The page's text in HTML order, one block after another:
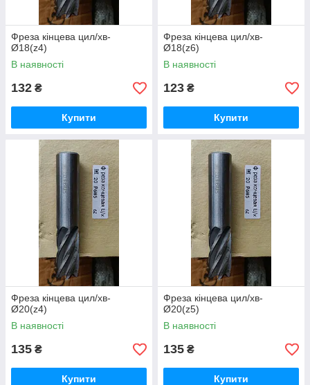
Фреза кінцева цил/хв-
Ø18(z4)
В наявності
132 ₴
Купити
Фреза кінцева цил/хв-
Ø18(z6)
В наявності
123 ₴
Купити
Фреза кінцева цил/хв-
Ø20(z4)
В наявності
135 ₴
Купити
Фреза кінцева цил/хв-
Ø20(z5)
В наявності
135 ₴
Купити